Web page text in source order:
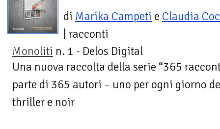
di Marika Campeti e Claudia
| racconti
Monoliti n. 1 - Delos Digital
Una nuova raccolta della serie “365
parte di 365 autori – uno per ogni giorno
thriller e noir